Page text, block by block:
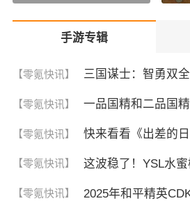
手游专辑
【零氪快讯】 三国谋士：智勇双
【零氪快讯】
【零氪快讯】
【零氪快讯】
【零氪快讯】